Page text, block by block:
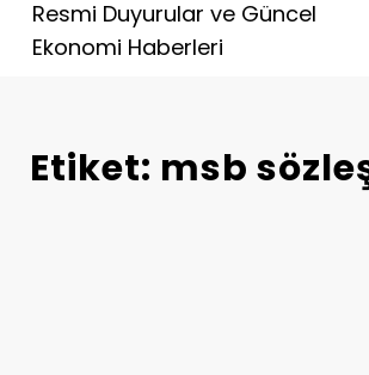
Resmi Duyurular ve Güncel
Ekonomi Haberleri
Etiket: msb